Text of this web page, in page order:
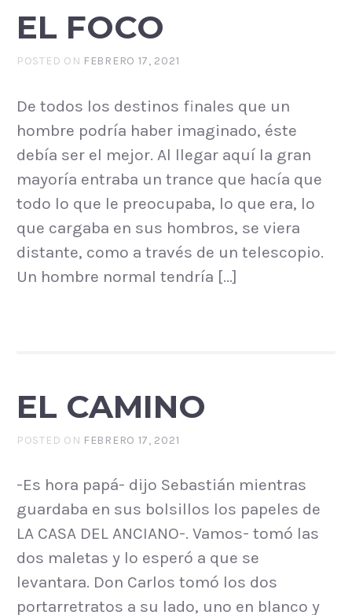
EL FOCO
POSTED ON FEBRERO 17, 2021
De todos los destinos finales que un
hombre podría haber imaginado, éste
debía ser el mejor. Al llegar aquí la gran
mayoría entraba un trance que hacía que
todo lo que le preocupaba, lo que era, lo
que cargaba en sus hombros, se viera
distante, como a través de un telescopio.
Un hombre normal tendría […]
EL CAMINO
POSTED ON FEBRERO 17, 2021
-Es hora papá- dijo Sebastián mientras
guardaba en sus bolsillos los papeles de
LA CASA DEL ANCIANO-. Vamos- tomó las
dos maletas y lo esperó a que se
levantara. Don Carlos tomó los dos
portarretratos a su lado, uno en blanco y